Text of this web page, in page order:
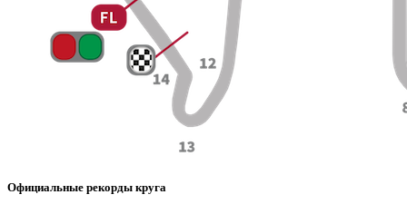
Официальные рекорды круга